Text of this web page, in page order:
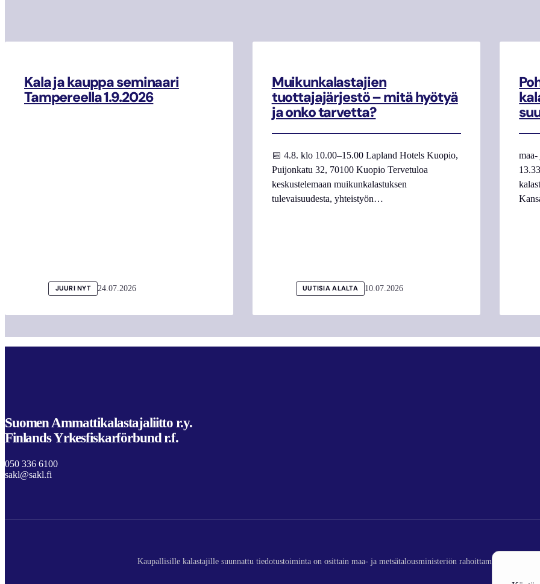
Kala ja kauppa seminaari
Tampereella 1.9.2026
JUURI NYT 24.07.2026
Muikunkalastajien
tuottajajärjestö – mitä hyötyä
ja onko tarvetta?
📅 4.8. klo 10.00–15.00 Lapland Hotels Kuopio,
Puijonkatu 32, 70100 Kuopio Tervetuloa
keskustelemaan muikunkalastuksen
tulevaisuudesta, yhteistyön…
UUTISIA ALALTA 10.07.2026
Suomen Ammattikalastajaliitto r.y.
Finlands Yrkesfiskarförbund r.f.
050 336 6100
sakl@sakl.fi
Kaupallisille kalastajille suunnattu tiedotustoiminta on osittain maa- ja metsätalousministeriön rahoittamaa